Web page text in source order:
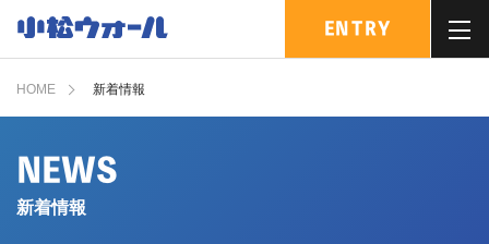
ENTRY
HOME 新着情報
NEWS
新着情報